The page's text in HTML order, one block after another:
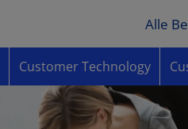
Alle
Customer Technology